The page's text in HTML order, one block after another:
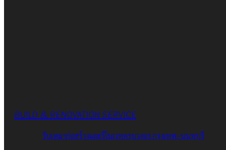
BUILD & RENOVATION SERVICE
รับเหมาก่อสร้างและรีโนเวทครบวงจร กรุงเทพ–นนทบุรี